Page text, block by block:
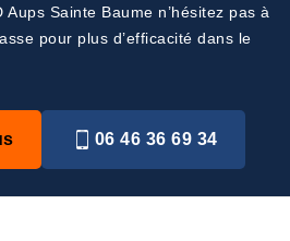
Sainte Baume n’hésitez pas à
pour plus d’efficacité dans le
06 46 36 69 34